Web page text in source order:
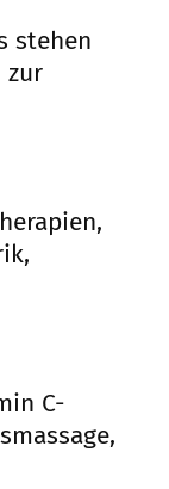
stehen
zur
C-